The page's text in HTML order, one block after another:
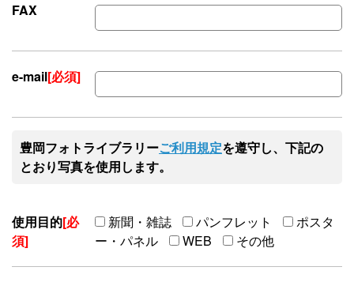
FAX
e-mail[必須]
豊岡フォトライブラリーご利用規定を遵守し、下記の
とおり写真を使用します。
使用目的[必
須]
新聞・雑誌 パンフレット
ポスタ
ー・パネル
WEB その他